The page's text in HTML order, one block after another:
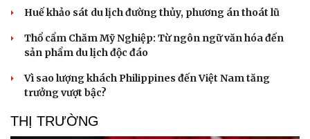
Huế khảo sát du lịch đường thủy, phương án thoát lũ
Thổ cẩm Chăm Mỹ Nghiệp: Từ ngôn ngữ văn hóa đến
sản phẩm du lịch độc đáo
Vì sao lượng khách Philippines đến Việt Nam tăng
trưởng vượt bậc?
THỊ TRƯỜNG